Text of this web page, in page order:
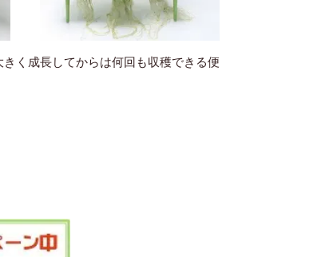
く成長してからは何回も収穫できる便